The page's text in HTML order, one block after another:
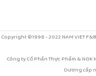
Copyright ©1998 - 2022 NAM VIET
Công ty Cổ Phần Thực Phẩm & NGK
Dương cấp